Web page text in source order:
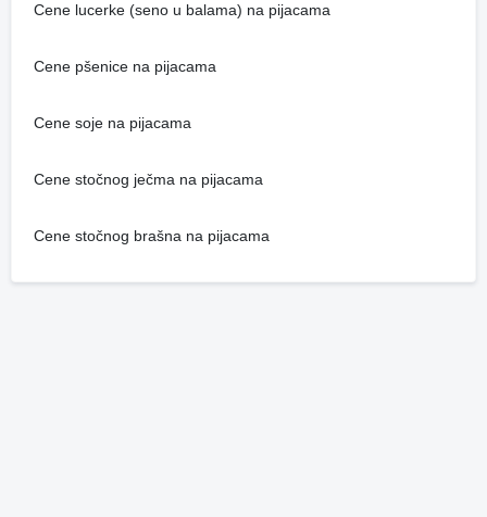
Cene lucerke (seno u balama) na pijacama
Cene pšenice na pijacama
Cene soje na pijacama
Cene stočnog ječma na pijacama
Cene stočnog brašna na pijacama